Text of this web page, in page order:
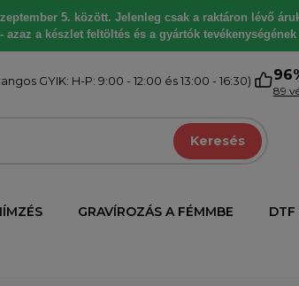
5. között. Jelenleg csak a raktáron lévő
a készlet feltöltés és a gyártók
GYIK: H-P: 9:00 - 12:00 és 13:00 - 16:30)
89
Keresés
GRAVÍROZÁS A FÉMMBE DTF